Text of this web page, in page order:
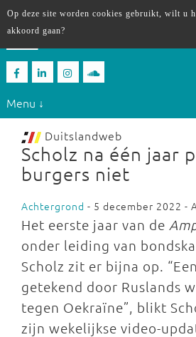
Menu ↓
Duitslandweb
Scholz na één jaar
burgers niet
Achtergrond - 5 december 2022 -
Het eerste jaar van de
onder leiding van
Scholz zit er bijna op.
getekend door Ruslands
tegen Oekraïne”, blikt
zijn wekelijkse video-
Op deze site worden cookies gebruikt, wilt u
akkoord gaan?